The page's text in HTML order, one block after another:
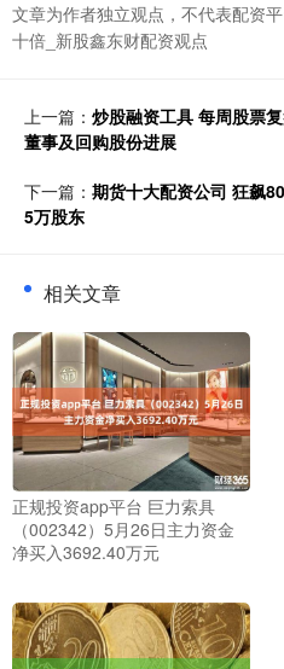
文章为作者独立观点，不代表配资
十倍_新股鑫东财配资观点
上一篇： 炒股融资工具 每周股票
董事及回购股份进展
下一篇： 期货十大配资公司 狂飙
5万股东
相关文章
正规投资app平台 巨力索具
（002342）5月26日主力资金
净买入3692.40万元